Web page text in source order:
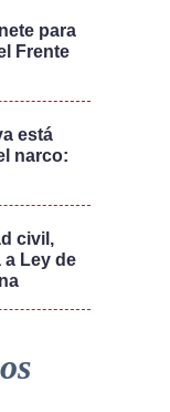
para
Frente
está
narco:
civil,
a Ley de